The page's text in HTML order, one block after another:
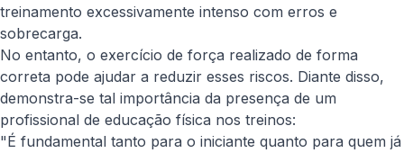
treinamento excessivamente intenso com erros e
sobrecarga.
No entanto, o exercício de força realizado de forma
correta pode ajudar a reduzir esses riscos. Diante disso,
demonstra-se tal importância da presença de um
profissional de educação física nos treinos:
"É fundamental tanto para o iniciante quanto para quem já